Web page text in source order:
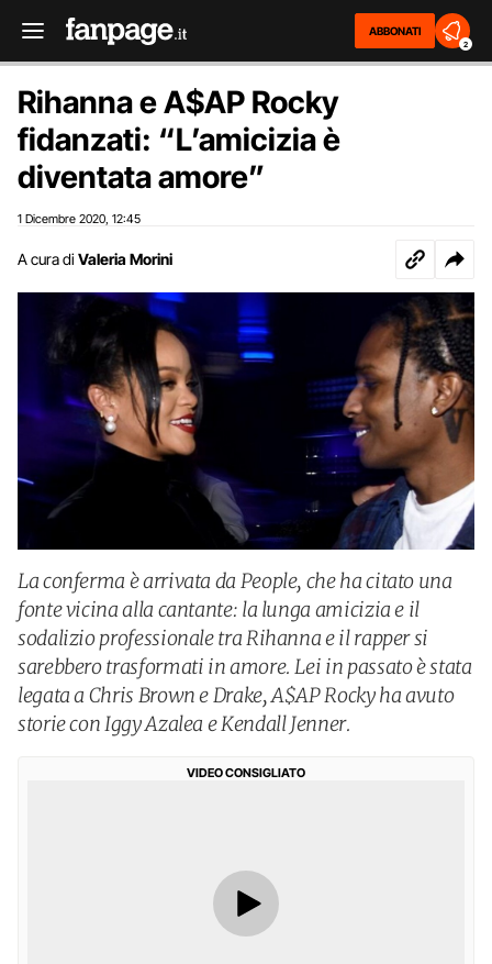
ABBONATI
2
Rihanna e A$AP Rocky
fidanzati: “L’amicizia è
diventata amore”
1 Dicembre 2020 12:45
A cura di Valeria Morini
La conferma è arrivata da People, che ha citato una
fonte vicina alla cantante: la lunga amicizia e il
sodalizio professionale tra Rihanna e il rapper si
sarebbero trasformati in amore. Lei in passato è stata
legata a Chris Brown e Drake, A$AP Rocky ha avuto
storie con Iggy Azalea e Kendall Jenner.
VIDEO CONSIGLIATO